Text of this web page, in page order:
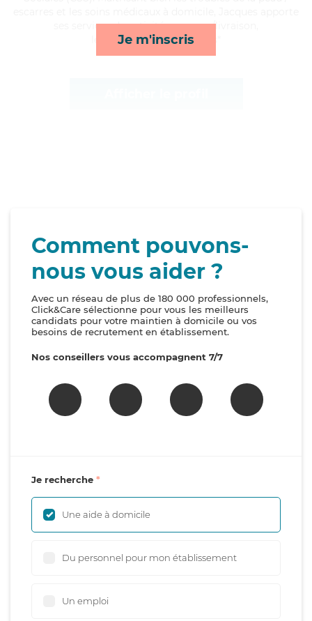
Je m'inscris
ses services de activités, courses/livraison,
lessive/repassage et repas*
Comment pouvons-
nous vous aider ?
Avec un réseau de plus de 180 000 professionnels,
Click&Care sélectionne pour vous les meilleurs
candidats pour votre maintien à domicile ou vos
besoins de recrutement en établissement.
Nos conseillers vous accompagnent 7/7
Je recherche
Une aide à domicile
Du personnel pour mon établissement
Un emploi